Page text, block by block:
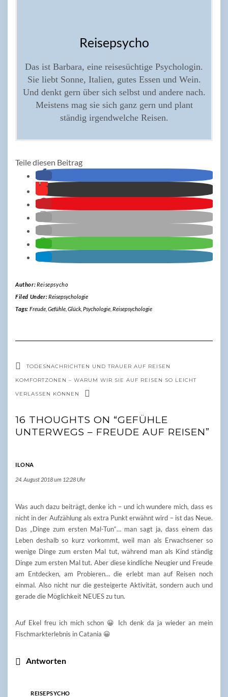
Reisepsycho
Das ist Barbara, eine reisesüchtige Psychologin.
Sie liebt Sonne, Italien, gutes Essen und Wein.
Und denkt gern über sich selbst und andere nach.
Meistens mag sie sich ganz gern und plant
ständig irgendwelche Reisen.
Teile diesen Beitrag
Author:Reisepsycho
Filed Under:Reisepsychologie
Tags: Freude, Gefühle, Glück, Psychologie, Reisepsychologie
TODESNACHRICHTEN UND TRAUER AUF REISEN
KOMFORTZONEN – WARUM WIR SIE AUF REISEN SO LEICHT
VERLASSEN KÖNNEN
16 THOUGHTS ON “GEFÜHLE
UNTERWEGS – FREUDE AUF REISEN”
ILONA
24. August 2018 um 12:28 Uhr
Was auch dazu beiträgt, denke ich – und ich wundere mich, dass es
nicht in der Aufzählung als extra Punkt erwähnt wird – ist das Neue.
Das „Dinge zum ersten Mal-Tun“… man sagt ja, dass einem das
Leben deshalb so kurz vorkommt, weil man als Erwachsener so
wenige Dinge zum ersten Mal tut, während man als Kind ständig
Dinge zum ersten Mal tut. Aber diese kindliche Neugier und Freude
am Entdecken, am Probieren… die erlebt man auf Reisen noch
einmal. Also nicht nur die gesteigerte Aktivität, sondern auch und
gerade die Möglichkeit NEUES zu tun.
Auf Ekel freu ich mich schon 😀 Ich denk da ja wieder an mein
Fischmarkterlebnis in Catania 😀
Antworten
REISEPSYCHO